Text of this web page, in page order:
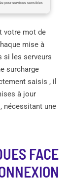
pour services sensibles
votre mot de
mise à
si les serveurs
surcharge
saisis , il
à jour
nécessitant une
FACE